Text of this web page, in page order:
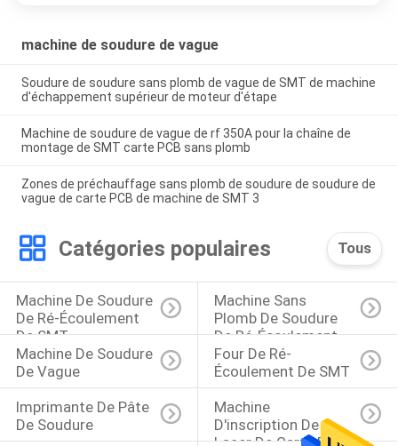
machine de soudure de vague
Soudure de soudure sans plomb de vague de SMT de machine
d'échappement supérieur de moteur d'étape
Machine de soudure de vague de rf 350A pour la chaîne de
montage de SMT carte PCB sans plomb
Zones de préchauffage sans plomb de soudure de soudure de
vague de carte PCB de machine de SMT 3
Catégories populaires Tous
Machine De Soudure
De Ré-Écoulement
De SMT
Machine Sans
Plomb De Soudure
De Ré-Écoulement
Machine De Soudure
De Vague
Four De Ré-
Écoulement De SMT
Imprimante De Pâte
De Soudure
Machine
D'inscription De
Laser De Carte PCB